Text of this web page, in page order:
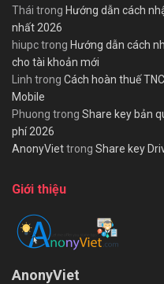
Thái trong Hướng dẫn cách
nhất 2026
hiupctrong Hướng dẫn cách
cho tài khoản mới
Linh trong Cách hoàn thuế
Mobile
Phuong trong Share key bản
phí 2026
AnonyViettrong Share key
Giới thiệu
AnonyViet